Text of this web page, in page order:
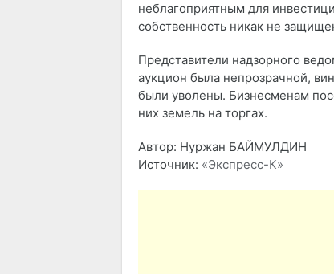
неблагоприятным для
собственность никак не
Представители надзорного
аукцион была непрозрачной,
были уволены. Бизнесменам
них земель на торгах.
Автор: Нуржан БАЙМУЛДИН
Источник: «Экспресс-К»